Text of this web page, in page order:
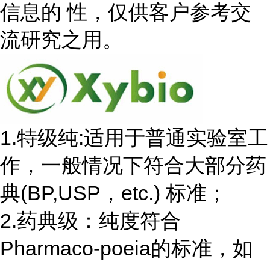
信息的 性，仅供客户参考交
流研究之用。
1.特级纯:适用于普通实验室工
作，一般情况下符合大部分药
典(BP,USP，etc.) 标准；
2.药典级：纯度符合
Pharmaco-poeia的标准，如